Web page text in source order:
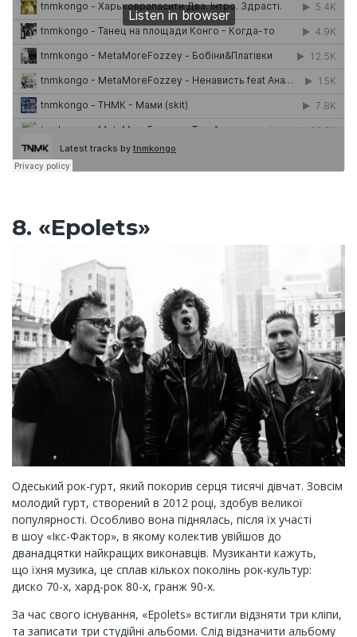
8. «Epolets»
Одеський рок-гурт, який покорив серця тисячі дівчат. Зовсім
молодий гурт, створений в 2012 році, здобув великої
популярності. Особливо вона піднялась, після їх участі
в шоу «Ікс-Фактор», в якому колектив увійшов до
дванадцятки найкращих виконавців. Музиканти кажуть,
що їхня музика, це сплав кількох поколінь рок-культур:
диско 70-х, хард-рок 80-х, гранж 90-х.
За час свого існування, «Epolets» встигли відзняти три кліпи,
та записати три студійні альбоми. Слід відзначити альбому